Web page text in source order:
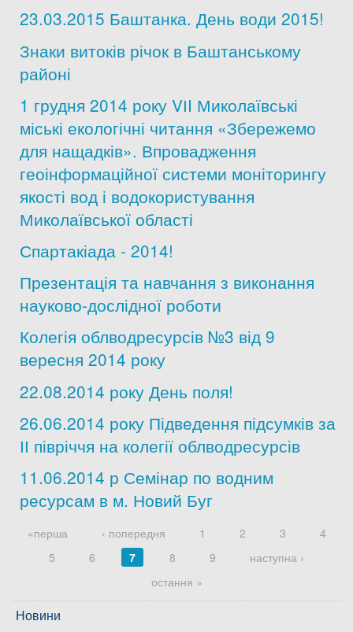
23.03.2015 Баштанка. День води 2015!
Знаки витоків річок в Баштанському
районі
1 грудня 2014 року VІI Миколаївські
міські екологічні читання «Збережемо
для нащадків». Впровадження
геоінформаційної системи моніторингу
якості вод і водокористування
Миколаївської області
Спартакіада - 2014!
Презентація та навчання з виконання
науково-дослідної роботи
Колегія облводресурсів №3 від 9
вересня 2014 року
22.08.2014 року День поля!
26.06.2014 року Підведення підсумків за
ІІ півріччя на колегії облводресурсів
11.06.2014 р Семінар по водним
ресурсам в м. Новий Буг
Сторінки
«перша ‹ попередня 1 2 3
4
5
6 7 8 9
наступна ›
остання »
Новини